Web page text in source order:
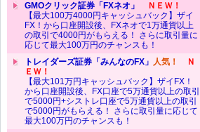
GMOクリック証券「FXネオ」
ＮＥＷ！
【最大100万4000円キャッシュバック】ザイ
FX！から口座開設後、FXネオで1万通貨以上
の取引で4000円がもらえる！ さらに取引量に
応じて最大100万円のチャンスも！
トレイダーズ証券「みんなのFX」 人気！
Ｎ
ＥＷ！
【最大101万円キャッシュバック】ザイFX！
から口座開設後、FX口座で5万通貨以上の取引
で5000円+シストレ口座で5万通貨以上の取引
で5000円がもらえる！ さらに取引量に応じて
最大100万円のチャンスも！